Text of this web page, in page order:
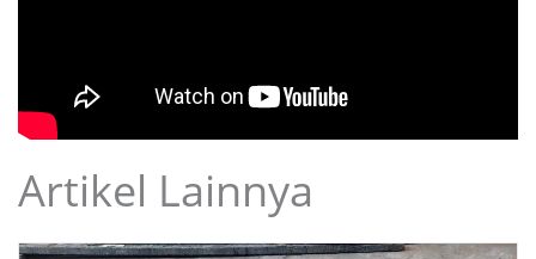
Artikel Lainnya